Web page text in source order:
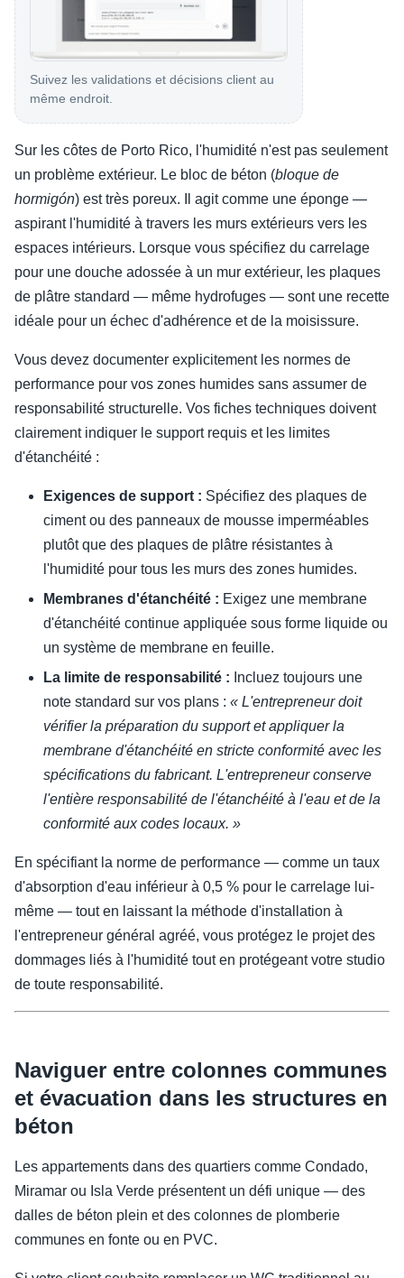
Suivez les validations et décisions client au
même endroit.
Sur les côtes de Porto Rico, l'humidité n'est pas seulement
un problème extérieur. Le bloc de béton (bloque de
hormigón) est très poreux. Il agit comme une éponge —
aspirant l'humidité à travers les murs extérieurs vers les
espaces intérieurs. Lorsque vous spécifiez du carrelage
pour une douche adossée à un mur extérieur, les plaques
de plâtre standard — même hydrofuges — sont une recette
idéale pour un échec d'adhérence et de la moisissure.
Vous devez documenter explicitement les normes de
performance pour vos zones humides sans assumer de
responsabilité structurelle. Vos fiches techniques doivent
clairement indiquer le support requis et les limites
d'étanchéité :
Exigences de support : Spécifiez des plaques de
ciment ou des panneaux de mousse imperméables
plutôt que des plaques de plâtre résistantes à
l'humidité pour tous les murs des zones humides.
Membranes d'étanchéité : Exigez une membrane
d'étanchéité continue appliquée sous forme liquide ou
un système de membrane en feuille.
La limite de responsabilité : Incluez toujours une
note standard sur vos plans : « L'entrepreneur doit
vérifier la préparation du support et appliquer la
membrane d'étanchéité en stricte conformité avec les
spécifications du fabricant. L'entrepreneur conserve
l'entière responsabilité de l'étanchéité à l'eau et de la
conformité aux codes locaux. »
En spécifiant la norme de performance — comme un taux
d'absorption d'eau inférieur à 0,5 % pour le carrelage lui-
même — tout en laissant la méthode d'installation à
l'entrepreneur général agréé, vous protégez le projet des
dommages liés à l'humidité tout en protégeant votre studio
de toute responsabilité.
Naviguer entre colonnes communes
et évacuation dans les structures en
béton
Les appartements dans des quartiers comme Condado,
Miramar ou Isla Verde présentent un défi unique — des
dalles de béton plein et des colonnes de plomberie
communes en fonte ou en PVC.